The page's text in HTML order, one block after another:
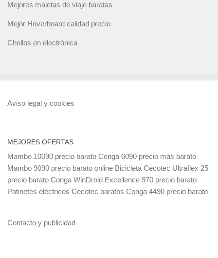
Mejores maletas de viaje baratas
Mejor Hoverboard calidad precio
Chollos en electrónica
Aviso legal y cookies
MEJORES OFERTAS
Mambo 10090 precio barato Conga 6090 precio más barato
Mambo 9090 precio barato online Bicicleta Cecotec Ultraflex 25
precio barato Conga WinDroid Excellence 970 precio barato
Patinetes eléctricos Cecotec baratos Conga 4490 precio barato
Contacto y publicidad